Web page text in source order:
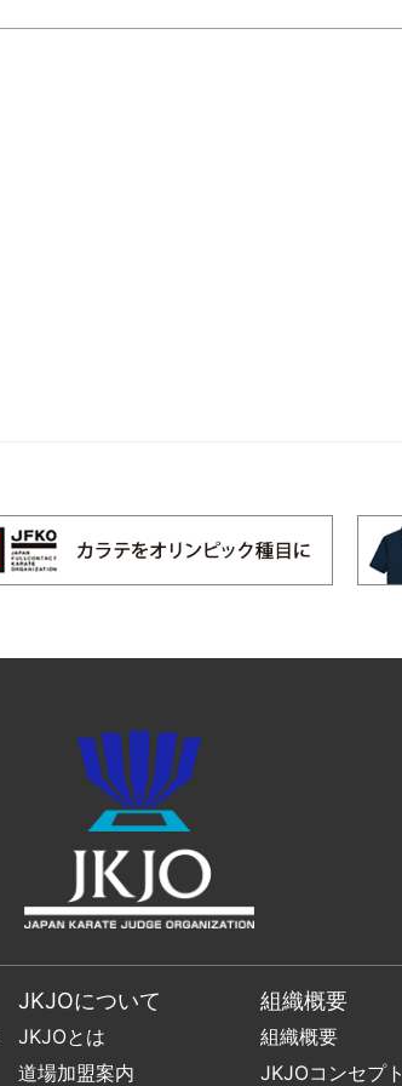
JKJOについて
JKJOとは
道場加盟案内
組織概要
組織概要
JKJOコンセプト